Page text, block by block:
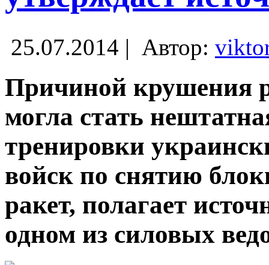
25.07.2014 | Автор:
Причиной крушения
могла стать
тренировки
войск по снятию
ракет, полагает
одном из силовых